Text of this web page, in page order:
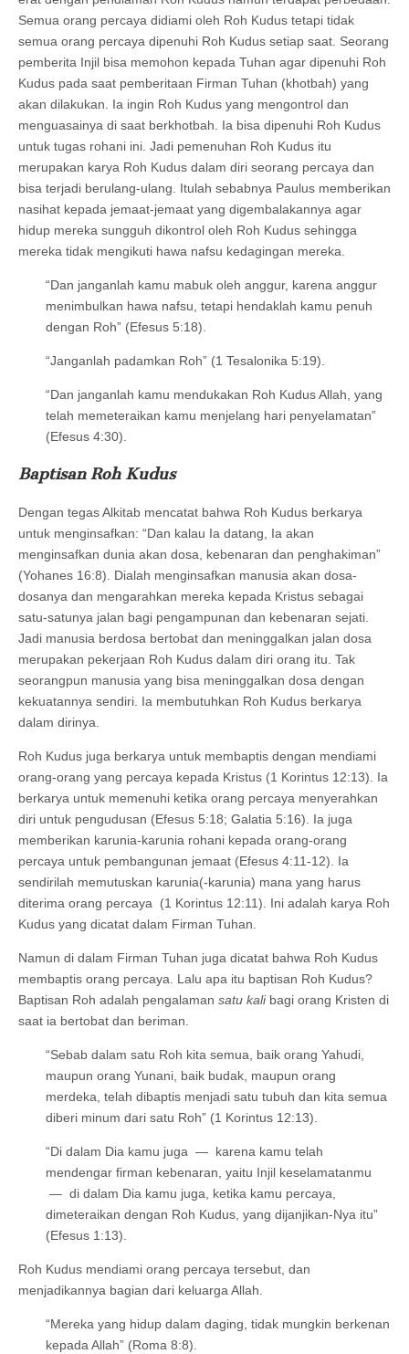
Semua orang percaya didiami oleh Roh Kudus tetapi tidak
semua orang percaya dipenuhi Roh Kudus setiap saat. Seorang
pemberita Injil bisa memohon kepada Tuhan agar dipenuhi Roh
Kudus pada saat pemberitaan Firman Tuhan (khotbah) yang
akan dilakukan. Ia ingin Roh Kudus yang mengontrol dan
menguasainya di saat berkhotbah. Ia bisa dipenuhi Roh Kudus
untuk tugas rohani ini. Jadi pemenuhan Roh Kudus itu
merupakan karya Roh Kudus dalam diri seorang percaya dan
bisa terjadi berulang-ulang. Itulah sebabnya Paulus memberikan
nasihat kepada jemaat-jemaat yang digembalakannya agar
hidup mereka sungguh dikontrol oleh Roh Kudus sehingga
mereka tidak mengikuti hawa nafsu kedagingan mereka.
“Dan janganlah kamu mabuk oleh anggur, karena anggur
menimbulkan hawa nafsu, tetapi hendaklah kamu penuh
dengan Roh” (Efesus 5:18).
“Janganlah padamkan Roh” (1 Tesalonika 5:19).
“Dan janganlah kamu mendukakan Roh Kudus Allah, yang
telah memeteraikan kamu menjelang hari penyelamatan”
(Efesus 4:30).
Baptisan Roh Kudus
Dengan tegas Alkitab mencatat bahwa Roh Kudus berkarya
untuk menginsafkan: “Dan kalau Ia datang, Ia akan
menginsafkan dunia akan dosa, kebenaran dan penghakiman”
(Yohanes 16:8). Dialah menginsafkan manusia akan dosa-
dosanya dan mengarahkan mereka kepada Kristus sebagai
satu-satunya jalan bagi pengampunan dan kebenaran sejati.
Jadi manusia berdosa bertobat dan meninggalkan jalan dosa
merupakan pekerjaan Roh Kudus dalam diri orang itu. Tak
seorangpun manusia yang bisa meninggalkan dosa dengan
kekuatannya sendiri. Ia membutuhkan Roh Kudus berkarya
dalam dirinya.
Roh Kudus juga berkarya untuk membaptis dengan mendiami
orang-orang yang percaya kepada Kristus (1 Korintus 12:13). Ia
berkarya untuk memenuhi ketika orang percaya menyerahkan
diri untuk pengudusan (Efesus 5:18; Galatia 5:16). Ia juga
memberikan karunia-karunia rohani kepada orang-orang
percaya untuk pembangunan jemaat (Efesus 4:11-12). Ia
sendirilah memutuskan karunia(-karunia) mana yang harus
diterima orang percaya (1 Korintus 12:11). Ini adalah karya Roh
Kudus yang dicatat dalam Firman Tuhan.
Namun di dalam Firman Tuhan juga dicatat bahwa Roh Kudus
membaptis orang percaya. Lalu apa itu baptisan Roh Kudus?
Baptisan Roh adalah pengalaman satu kali bagi orang Kristen di
saat ia bertobat dan beriman.
“Sebab dalam satu Roh kita semua, baik orang Yahudi,
maupun orang Yunani, baik budak, maupun orang
merdeka, telah dibaptis menjadi satu tubuh dan kita semua
diberi minum dari satu Roh” (1 Korintus 12:13).
“Di dalam Dia kamu juga — karena kamu telah
mendengar firman kebenaran, yaitu Injil keselamatanmu
— di dalam Dia kamu juga, ketika kamu percaya,
dimeteraikan dengan Roh Kudus, yang dijanjikan-Nya itu”
(Efesus 1:13).
Roh Kudus mendiami orang percaya tersebut, dan
menjadikannya bagian dari keluarga Allah.
“Mereka yang hidup dalam daging, tidak mungkin berkenan
kepada Allah” (Roma 8:8).